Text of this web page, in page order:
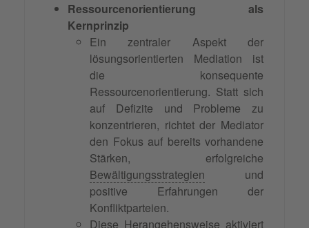
Ressourcenorientierung als
Kernprinzip
Ein zentraler Aspekt der
lösungsorientierten Mediation ist
die konsequente
Ressourcenorientierung. Statt sich
auf Defizite und Probleme zu
konzentrieren, richtet der Mediator
den Fokus auf bereits vorhandene
Stärken, erfolgreiche
Bewältigungsstrategien und
positive Erfahrungen der
Konfliktparteien.
Diese Herangehensweise aktiviert